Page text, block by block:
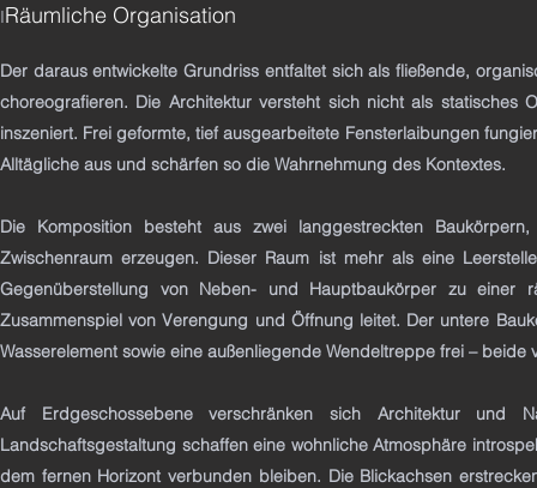
IRäumliche Organisation
Der daraus entwickelte Grundriss entfaltet sich als fließende,
choreografieren. Die Architektur versteht sich nicht als statisches
inszeniert. Frei geformte, tief ausgearbeitete Fensterlaibungen
Alltägliche aus und schärfen so die Wahrnehmung des Kontextes.
Die Komposition besteht aus zwei langgestreckten
Zwischenraum erzeugen. Dieser Raum ist mehr als eine
Gegenüberstellung von Neben- und Hauptbaukörper zu einer
Zusammenspiel von Verengung und Öffnung leitet. Der untere
Wasserelement sowie eine außenliegende Wendeltreppe frei –
Auf Erdgeschossebene verschränken sich Architektur und
Landschaftsgestaltung schaffen eine wohnliche Atmosphäre
dem fernen Horizont verbunden bleiben. Die Blickachsen